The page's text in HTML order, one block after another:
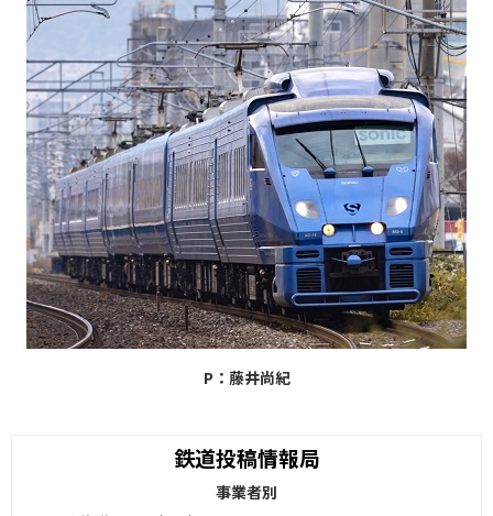
P：藤井尚紀
鉄道投稿情報局
事業者別